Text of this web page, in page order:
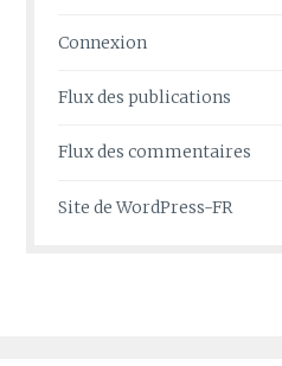
Connexion
Flux des publications
Flux des commentaires
Site de WordPress-FR